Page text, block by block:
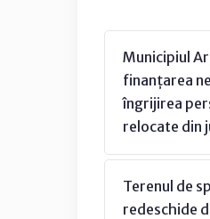
Municipiul
finanțarea
îngrijirea
relocate din
Terenul de
redeschide